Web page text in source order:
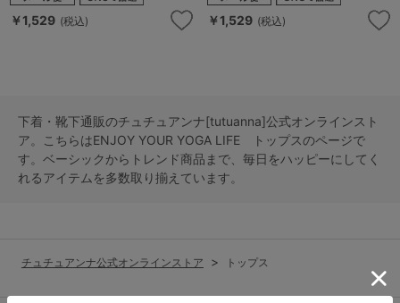
LL-EF
その他から探す
ランキング
￥1,529 (税込) ￥1,529 (税込)
下着・靴下通販のチュチュアンナ[tutuanna]公式オンラインスト
ア。こちらはENJOY YOUR YOGA LIFE トップスのページで
す。ベーシックからトレンド商品まで、毎日をハッピーにしてく
れるアイテムを多数取り揃えています。
チュチュアンナ公式オンラインストア トップス